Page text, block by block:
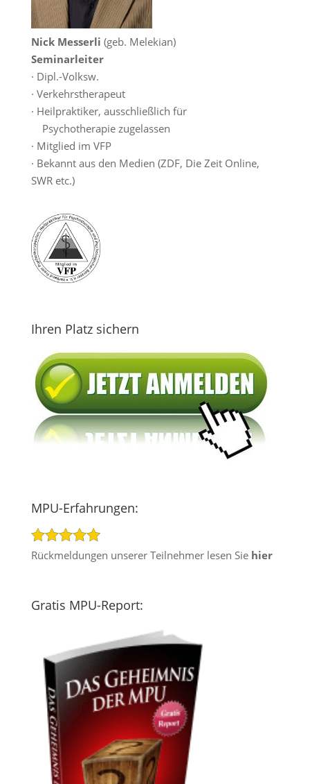
Nick Messerli (geb. Melekian)
Seminarleiter
· Dipl.-Volksw.
· Verkehrstherapeut
· Heilpraktiker, ausschließlich für
Psychotherapie zugelassen
· Mitglied im VFP
· Bekannt aus den Medien (ZDF, Die Zeit Online,
SWR etc.)
Ihren Platz sichern
MPU-Erfahrungen:
Rückmeldungen unserer Teilnehmer lesen Sie hier
Gratis MPU-Report: